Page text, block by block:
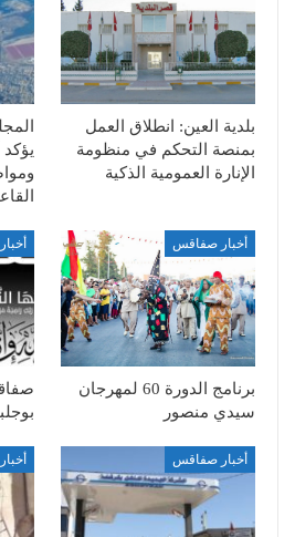
بلدية العين: انطلاق العمل
بمنصة التحكم في منظومة
الإنارة العمومية الذكية
أخبار صفاقس
برنامج الدورة 60 لمهرجان
سيدي منصور
أخبار صفاقس